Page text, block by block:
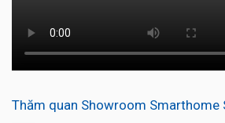
Thăm quan Showroom Smarthome